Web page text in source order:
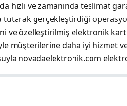
hızlı ve zamanında teslimat
tutarak gerçekleştirdiği
ve özelleştirilmiş elektronik
müşterilerine daha iyi hizmet
novadaelektronik.com